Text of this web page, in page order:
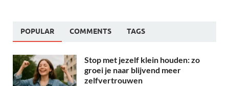
POPULAR COMMENTS TAGS
Stop met jezelf klein houden: zo
groei je naar blijvend meer
zelfvertrouwen